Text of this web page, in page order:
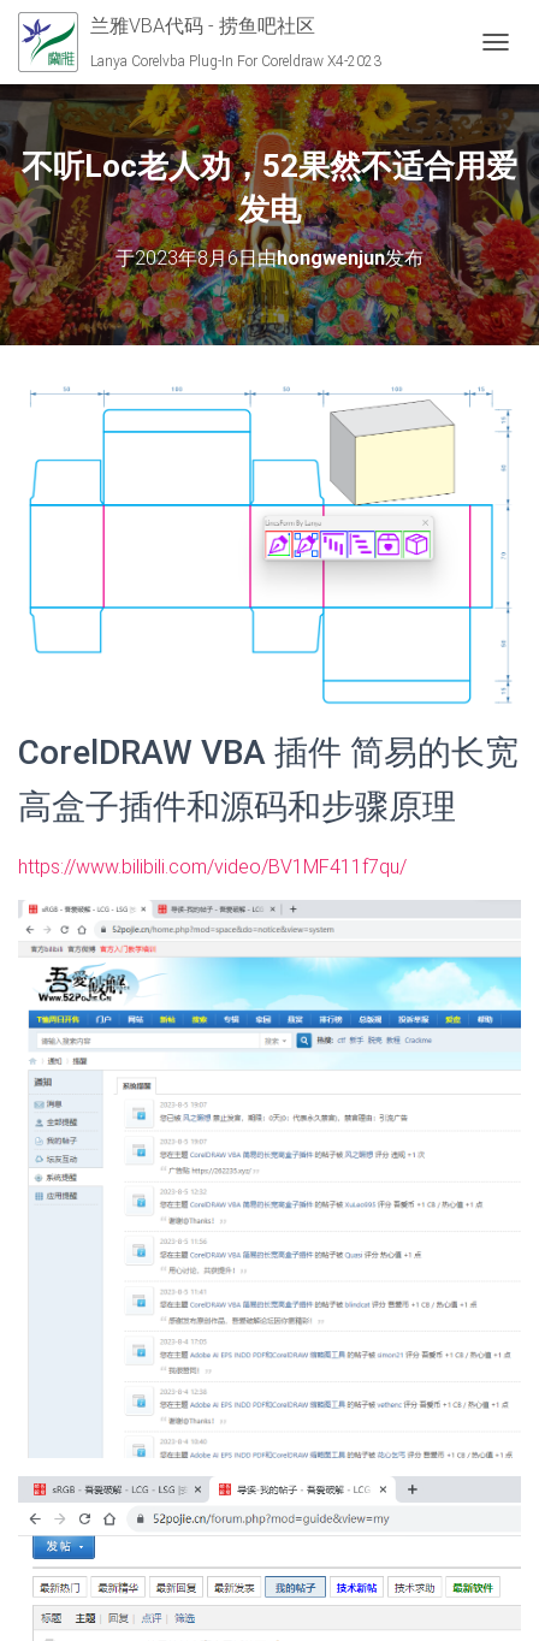
兰雅VBA代码 - 捞鱼吧社区
Lanya Corelvba Plug-In For Coreldraw X4-2023
不听Loc老人劝，52果然不适合用爱
发电
于2023年8月6日由hongwenjun发布
CorelDRAW VBA 插件 简易的长宽
高盒子插件和源码和步骤原理
https://www.bilibili.com/video/BV1MF411f7qu/